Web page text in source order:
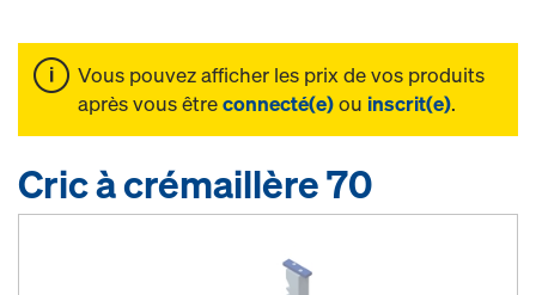
Vous pouvez afficher les prix de vos produits
après vous êtreconnecté(e)ou inscrit(e).
Cric à crémaillère 70